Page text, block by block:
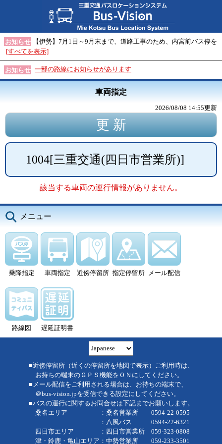
お知らせ
【伊勢】7月1日～9月末まで、道路工事のため、内宮前バス停を
[すべてを表示]
お知らせ 一部の路線にお知らせがあります
車両指定
2026/08/08 14:55更新
1004[三重交通(四日市営業所)]
該当する車両の運行情報がありません。
メニュー
乗降指定 車両指定 近傍停留所 指定停留所 メール配信
路線図 遅延証明書
■近傍停留所（近くの停留所を地図で表示）ご利用時は、
お持ちの端末のＧＰＳ機能をＯＮにしてください。
■メール配信をご利用される場合は、お持ちの端末で、
＠bus-vision.jpを受信できる設定にしてください。
■バスの運行に関するお問合せは下記までお願いします。
桑名エリア ：桑名営業所 0594-22-0595
：八風バス 0594-22-6321
四日市エリア ：四日市営業所 059-323-0808
津・鈴鹿・亀山エリア：中勢営業所 059-233-3501